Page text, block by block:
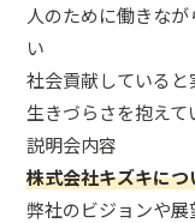
人のために働きな
い
社会貢献している
生きづらさを抱え
説明会内容
株式会社キズキに
弊社のビジョンや